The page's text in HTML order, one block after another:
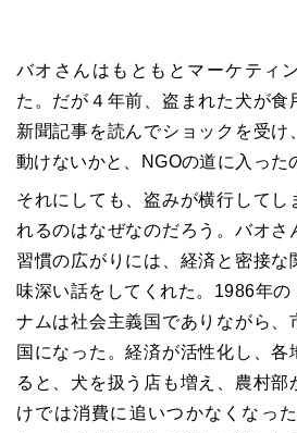
バオさんはもともとマーケティ
た。だが４年前、盗まれた犬が食
新聞記事を読んでショックを受け
動けないかと、NGOの道に入った
それにしても、盗みが横行してし
れるのはなぜなのだろう。バオさ
習慣の広がりには、経済と密接な
味深い話をしてくれた。1986年の
ナムは社会主義国でありながら、
国になった。経済が活性化し、各
ると、犬を扱う店も増え、農村
けでは消費に追いつかなくなっ